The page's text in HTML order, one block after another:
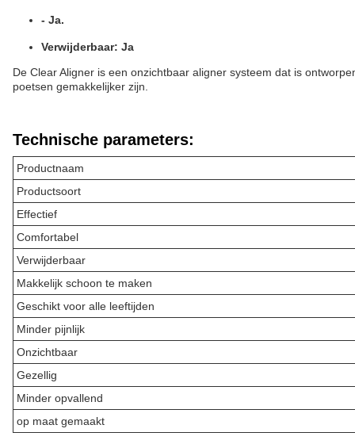
- Ja.
Verwijderbaar: Ja
De Clear Aligner is een onzichtbaar aligner systeem dat is
poetsen gemakkelijker zijn.
Technische parameters:
Productnaam
Productsoort
Effectief
Comfortabel
Verwijderbaar
Makkelijk schoon te maken
Geschikt voor alle leeftijden
Minder pijnlijk
Onzichtbaar
Gezellig
Minder opvallend
op maat gemaakt